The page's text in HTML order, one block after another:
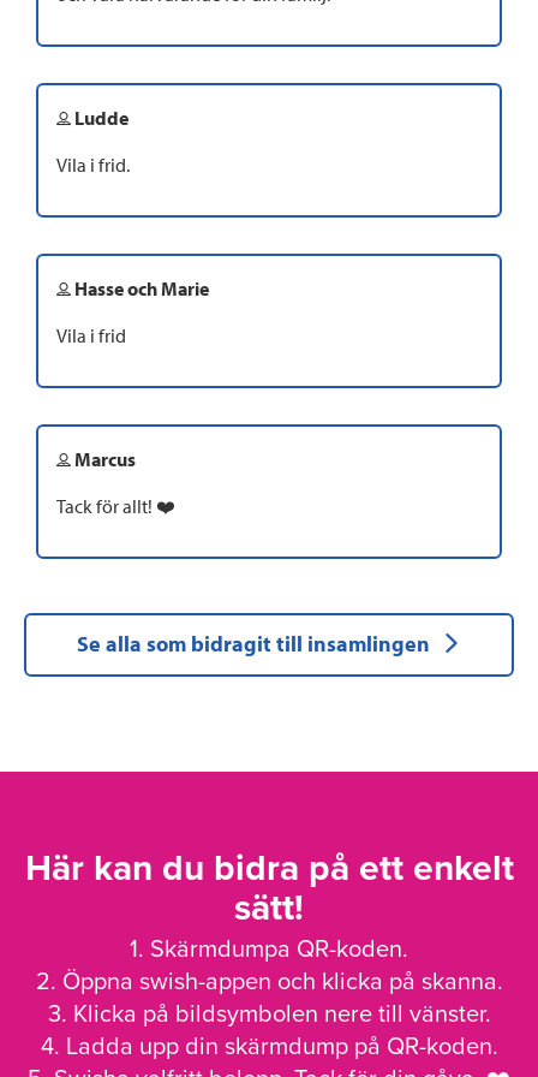
Ludde
Vila i frid.
Hasse och Marie
Vila i frid
Marcus
Tack för allt! ❤️
Se alla som bidragit till insamlingen
Här kan du bidra på ett enkelt
sätt!
1. Skärmdumpa QR-koden.
2. Öppna swish-appen och klicka på skanna.
3. Klicka på bildsymbolen nere till vänster.
4. Ladda upp din skärmdump på QR-koden.